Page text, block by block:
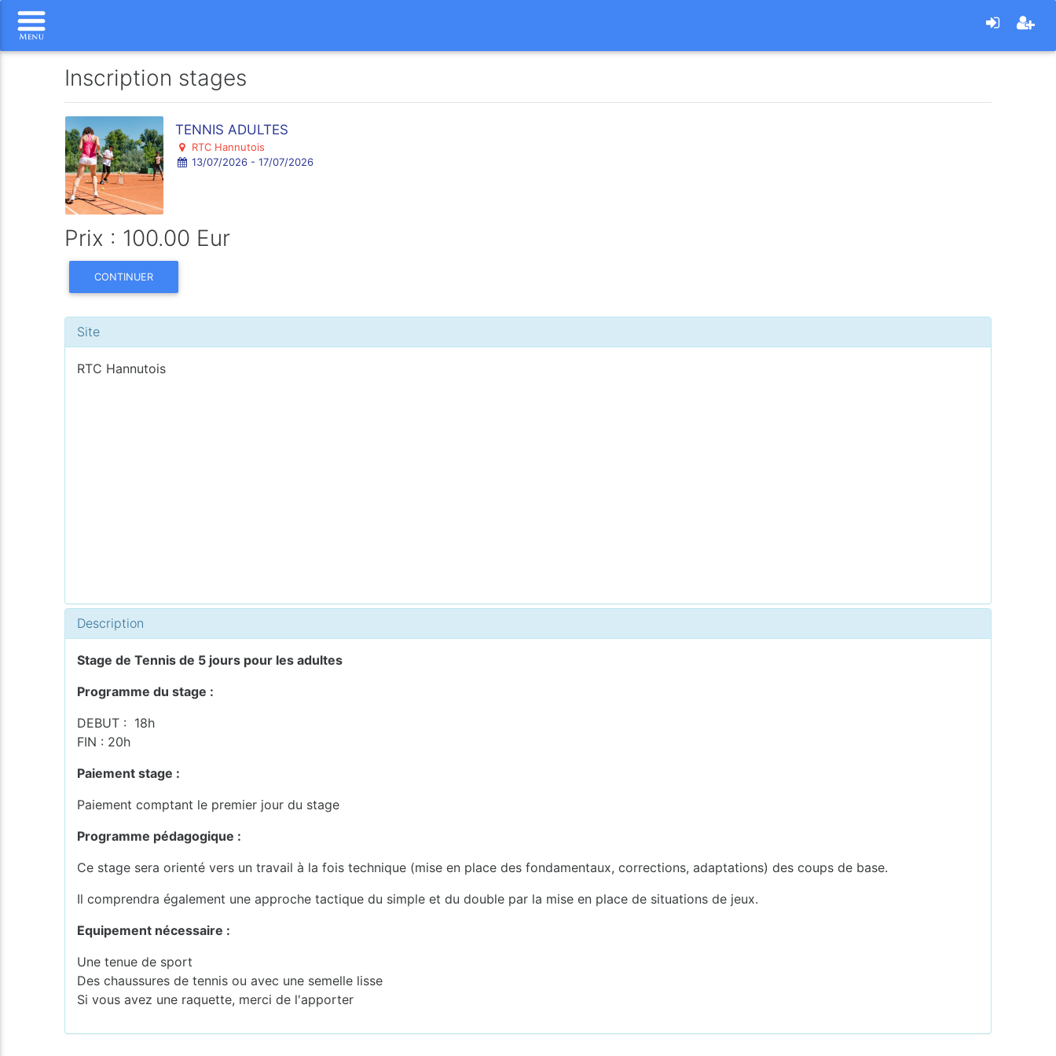
Inscription stages
TENNIS ADULTES
RTC Hannutois
13/07/2026 - 17/07/2026
Prix : 100.00 Eur
CONTINUER
Site
RTC Hannutois
Description
Stage de Tennis de 5 jours pour les adultes
Programme du stage :
DEBUT : 18h
FIN : 20h
Paiement stage :
Paiement comptant le premier jour du stage
Programme pédagogique :
Ce stage sera orienté vers un travail à la fois technique (mise en place des fondamentaux, corrections, adaptations) des coups de base.
Il comprendra également une approche tactique du simple et du double par la mise en place de situations de jeux.
Equipement nécessaire :
Une tenue de sport
Des chaussures de tennis ou avec une semelle lisse
Si vous avez une raquette, merci de l'apporter